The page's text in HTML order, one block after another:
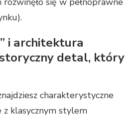
i architektura
detal, który
charakterystyczne
z klasycznym stylem